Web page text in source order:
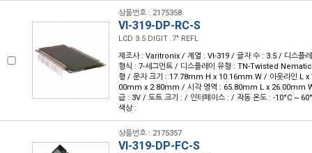
상품번호 : 2175358
VI-319-DP-RC-S
LCD 3.5 DIGIT .7" REFL
제조사 : Varitronix / 계열 : VI-319 / 글자 수 : 3.5 / 디스플
형식 : 7-세그먼트 / 디스플레이 유형 : TN-Twisted
형 / 문자 크기 : 17.78mm H x 10.16mm W / 아웃라인 L
00mm x 2.80mm / 시각 영역 : 65.80mm L x 26.00mm
급 : 3V / 도트 크기 : / 인터페이스 : / 작동 온도 : -10°C ~
색상 :
상품번호 : 2175357
VI-319-DP-FC-S